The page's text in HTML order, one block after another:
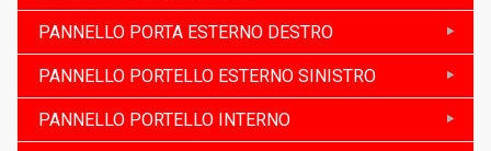
PANNELLO PORTA ESTERNO DESTRO
PANNELLO PORTELLO ESTERNO SINISTRO
PANNELLO PORTELLO INTERNO